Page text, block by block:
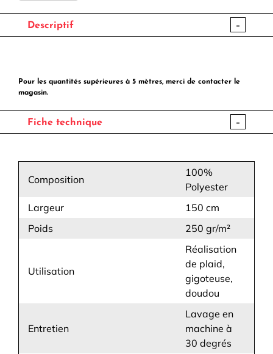
Descriptif -
Pour les quantités supérieures à 5 mètres, merci de contacter le
magasin.
Fiche technique -
Composition
100%
Polyester
Largeur
150 cm
Poids
250 gr/m²
Utilisation
Réalisation
de plaid,
gigoteuse,
doudou
Entretien
Lavage en
machine à
30 degrés